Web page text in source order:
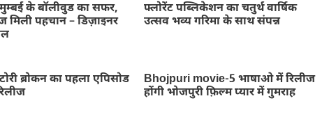
के बॉलीवुड का सफर,
पहचान – डिज़ाइनर
फ्लोरेंट पब्लिकेशन का चतुर्थ वार्षिक
उत्सव भव्य गरिमा के साथ संपन्न
ब्रोकन का पहला एपिसोड
Bhojpuri movie-5 भाषाओ में रिलीज
होंगी भोजपुरी फ़िल्म प्यार में गुमराह